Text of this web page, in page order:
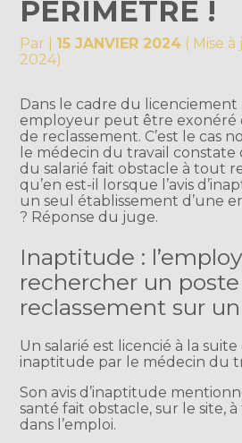
PÉRIMÈTRE !
Par 15 JANVIER 2024 ( Mise
2024)
Dans le cadre du
employeur peut être exonéré
de reclassement. C’est le cas
le médecin du travail constate
du salarié fait obstacle à tout
qu’en est-il lorsque l’avis
un seul établissement d’une
? Réponse du juge.
Inaptitude :
rechercher un
reclassement sur
Un salarié est licencié à la
inaptitude par le médecin du
Son avis d’inaptitude
santé fait obstacle, sur le site,
dans l’emploi.